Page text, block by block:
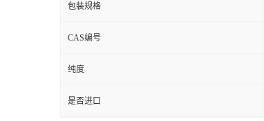
包装规格
CAS编号
纯度
是否进口